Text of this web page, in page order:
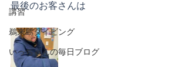
講習
鵜来島ダイビング
いっちゃんの毎日ブログ
最後のお客さんは